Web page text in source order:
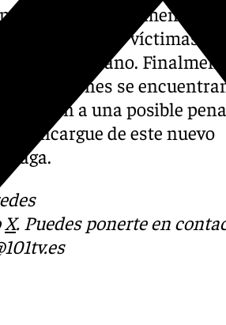
vuelto, supuestamente, a las
a las mismas víctimas. Sin
quedó en vano. Finalmente,
quienes se
a una posible
se encargue de este nuevo
X. Puedes ponerte en